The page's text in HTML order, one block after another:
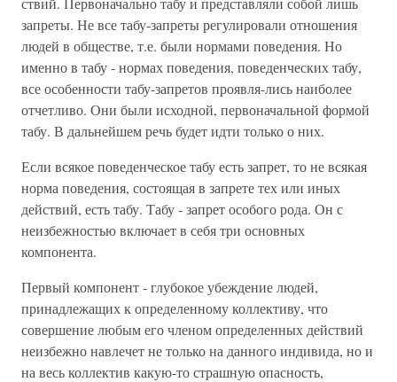
запреты. Не все табу-запреты регулировали отношения
людей в обществе, т.е. были нормами поведения. Но
именно в табу - нормах поведения, поведенческих табу,
все особенности табу-запретов проявля-лись наиболее
отчетливо. Они были исходной, первоначальной формой
табу. В дальнейшем речь будет идти только о них.
Если всякое поведенческое табу есть запрет, то не всякая
норма поведения, состоящая в запрете тех или иных
действий, есть табу. Табу - запрет особого рода. Он с
неизбежностью включает в себя три основных
компонента.
Первый компонент - глубокое убеждение людей,
принадлежащих к определенному коллективу, что
совершение любым его членом определенных действий
неизбежно навлечет не только на данного индивида, но и
на весь коллектив какую-то страшную опасность,